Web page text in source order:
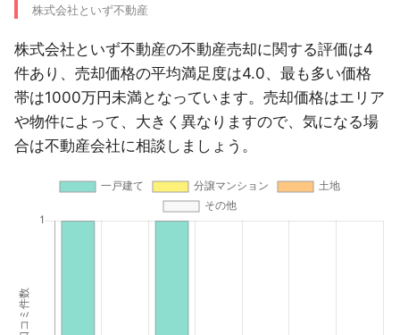
株式会社といず不動産
株式会社といず不動産の不動産売却に関する評価は4
件あり、売却価格の平均満足度は4.0、最も多い価格
帯は1000万円未満となっています。売却価格はエリア
や物件によって、大きく異なりますので、気になる場
合は不動産会社に相談しましょう。